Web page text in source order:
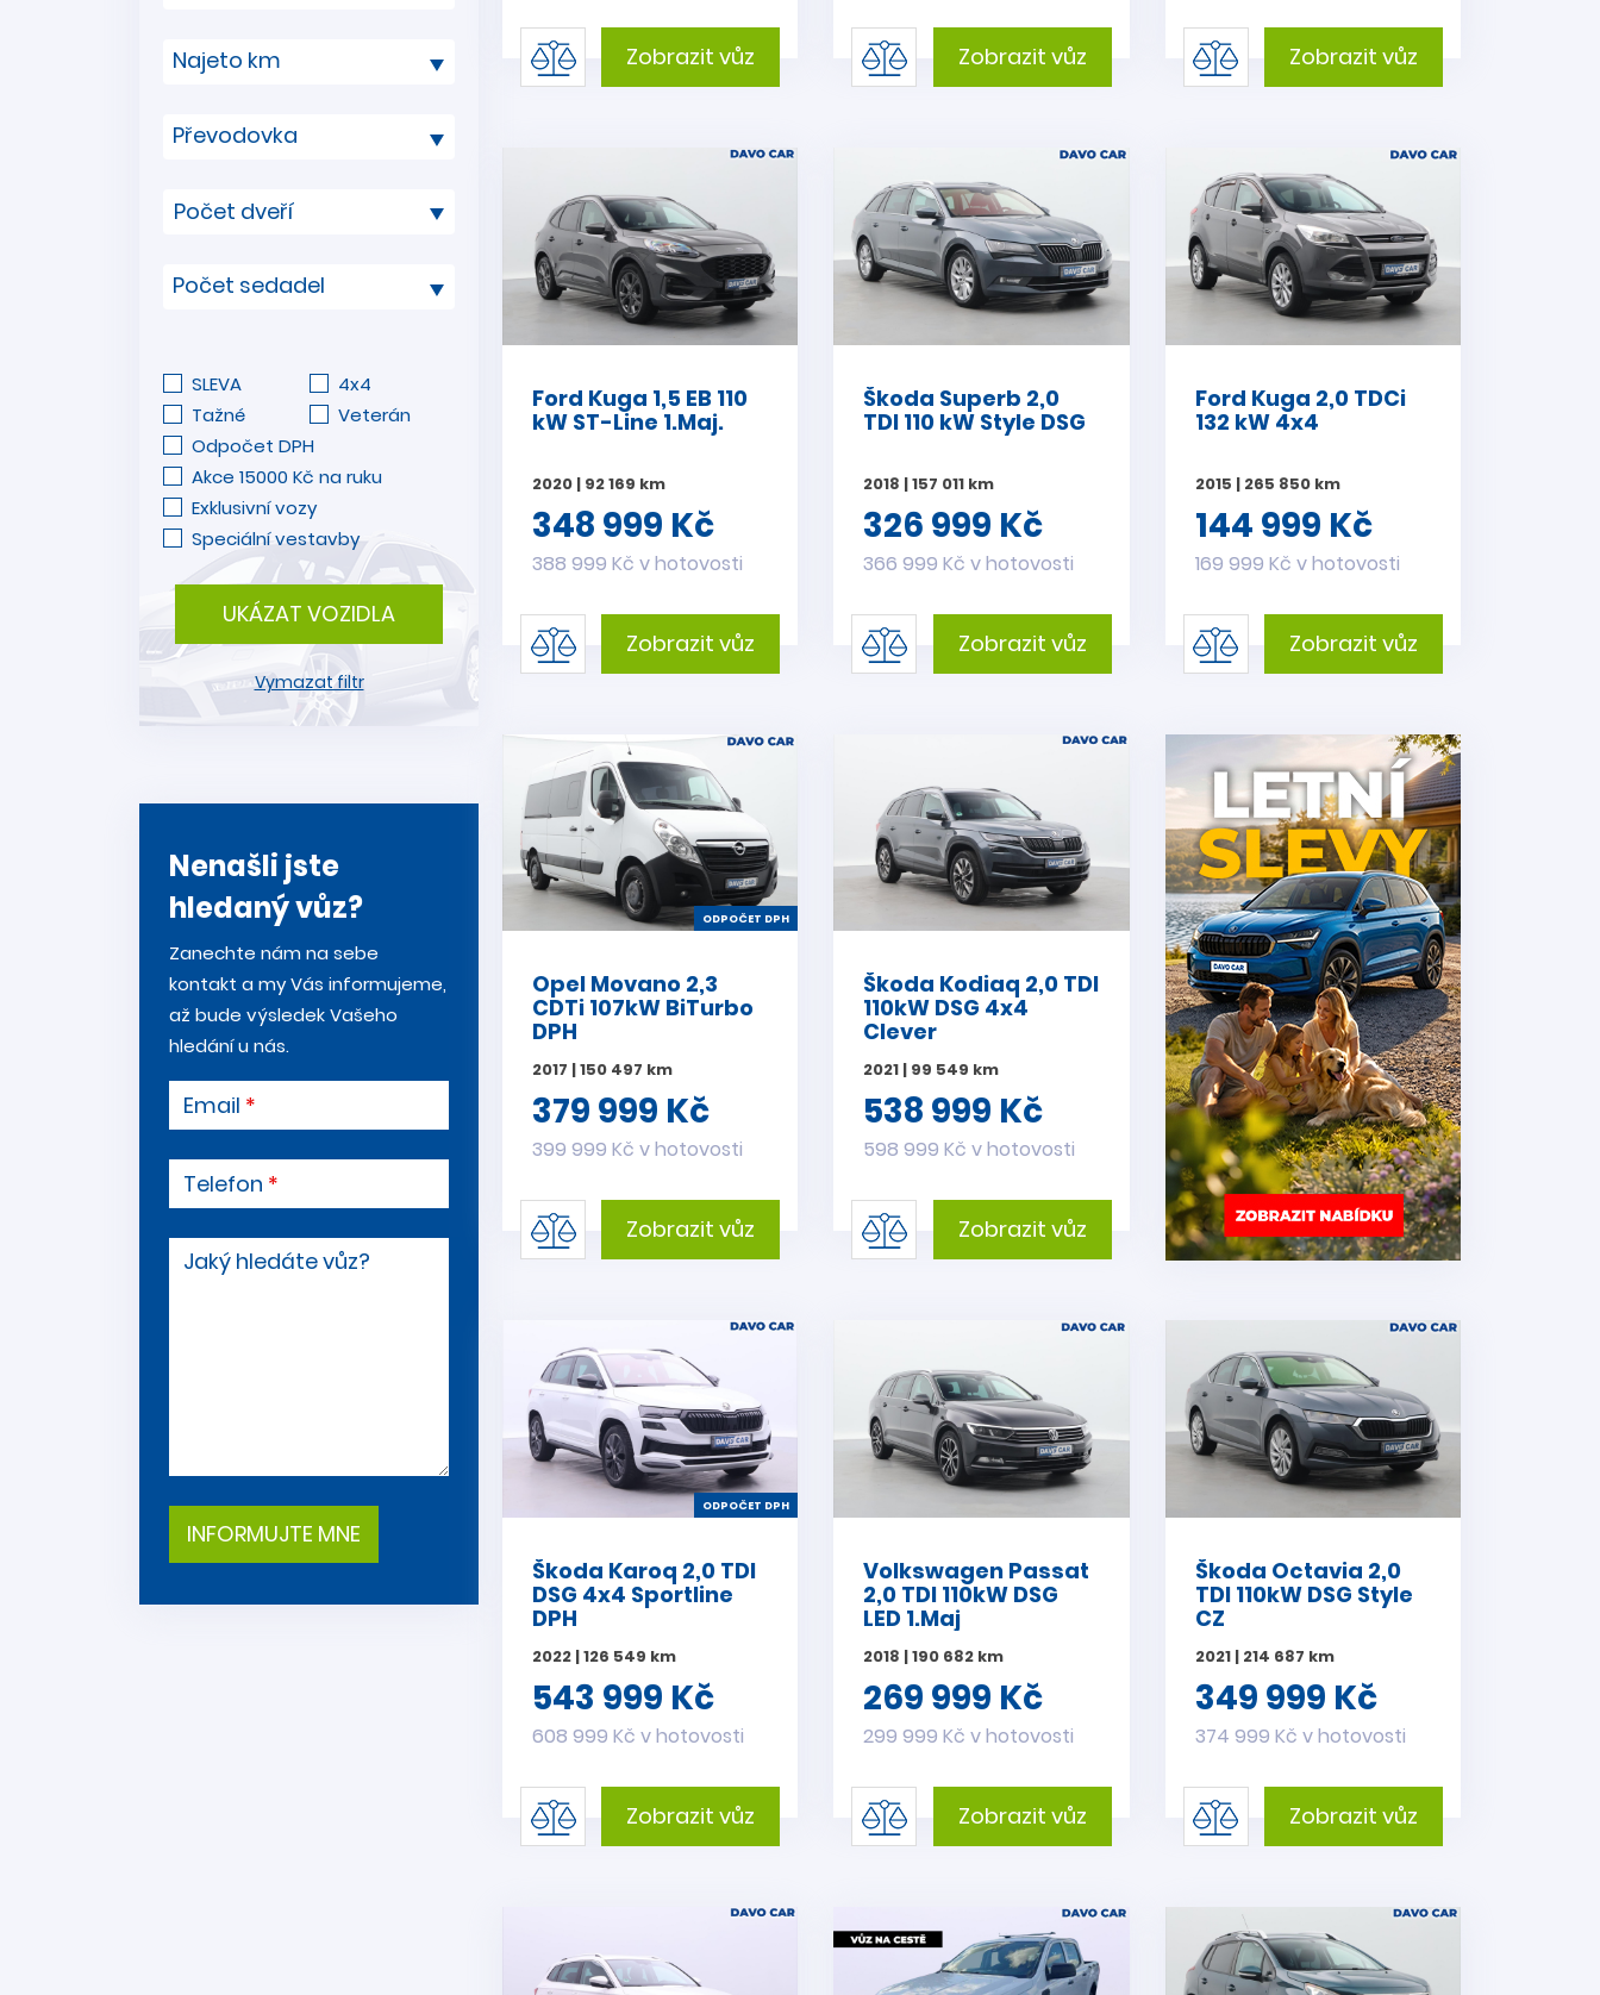
Najeto km
Převodovka
Počet sedadel
SLEVA
4x4
Tažné
Veterán
Odpočet DPH
Akce 15000 Kč na ruku
Exklusivní vozy
Speciální vestavby
UKÁZAT VOZIDLA
Vymazat filtr
Nenašli jste
hledaný vůz?
Zanechte nám na sebe
kontakt a my Vás informujeme,
až bude výsledek Vašeho
hledání u nás.
Email
Telefon
Jaký hledáte vůz?
Zobrazit vůz Zobrazit vůz Zobrazit vůz
Ford Kuga 1,5 EB 110
kW ST-Line 1.Maj.
2020 | 92 169 km
348 999 Kč
388 999 Kč v hotovosti
Zobrazit vůz
Škoda Superb 2,0
TDI 110 kW Style DSG
2018 | 157 011 km
326 999 Kč
366 999 Kč v hotovosti
Zobrazit vůz
Ford Kuga 2,0 TDCi
132 kW 4x4
2015 | 265 850 km
144 999 Kč
169 999 Kč v hotovosti
Zobrazit vůz
ODPOČET DPH
Opel Movano 2,3
CDTi 107kW BiTurbo
DPH
2017 | 150 497 km
379 999 Kč
399 999 Kč v hotovosti
Zobrazit vůz
Škoda Kodiaq 2,0 TDI
110kW DSG 4x4
Clever
2021 | 99 549 km
538 999 Kč
598 999 Kč v hotovosti
Zobrazit vůz
ODPOČET DPH
Škoda Karoq 2,0 TDI
DSG 4x4 Sportline
DPH
2022 | 126 549 km
543 999 Kč
608 999 Kč v hotovosti
Zobrazit vůz
Volkswagen Passat
2,0 TDI 110kW DSG
LED 1.Maj
2018 | 190 682 km
269 999 Kč
299 999 Kč v hotovosti
Zobrazit vůz
Škoda Octavia 2,0
TDI 110kW DSG Style
CZ
2021 | 214 687 km
349 999 Kč
374 999 Kč v hotovosti
Zobrazit vůz